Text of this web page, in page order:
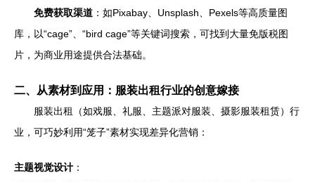
免费获取渠道 ：如Pixabay、Unsplash、Pexels等高质量图
库，以“cage”、“bird cage”等关键词搜索，可找到大量免版税图
片，为商业用途提供合法基础。
二、从素材到应用：服装出租行业的创意嫁接
服装出租（如戏服、礼服、主题派对服装、摄影服装租赁）行
业，可巧妙利用“笼子”素材实现差异化营销：
主题视觉设计 ：